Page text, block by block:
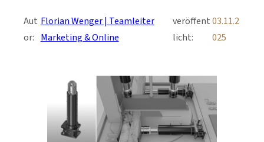
Aut
or:
Florian Wenger | Teamleiter
Marketing & Online
veröffent
licht:
03.11.2
025